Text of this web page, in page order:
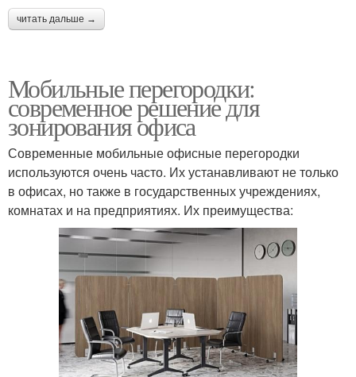
читать дальше →
Мобильные перегородки:
современное решение для
зонирования офиса
Современные мобильные офисные перегородки
используются очень часто. Их устанавливают не только
в офисах, но также в государственных учреждениях,
комнатах и на предприятиях. Их преимущества: